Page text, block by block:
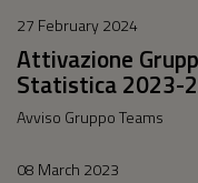
27 February 2024
Attivazione
Statistica 2023-
Avviso Gruppo Teams
08 March 2023